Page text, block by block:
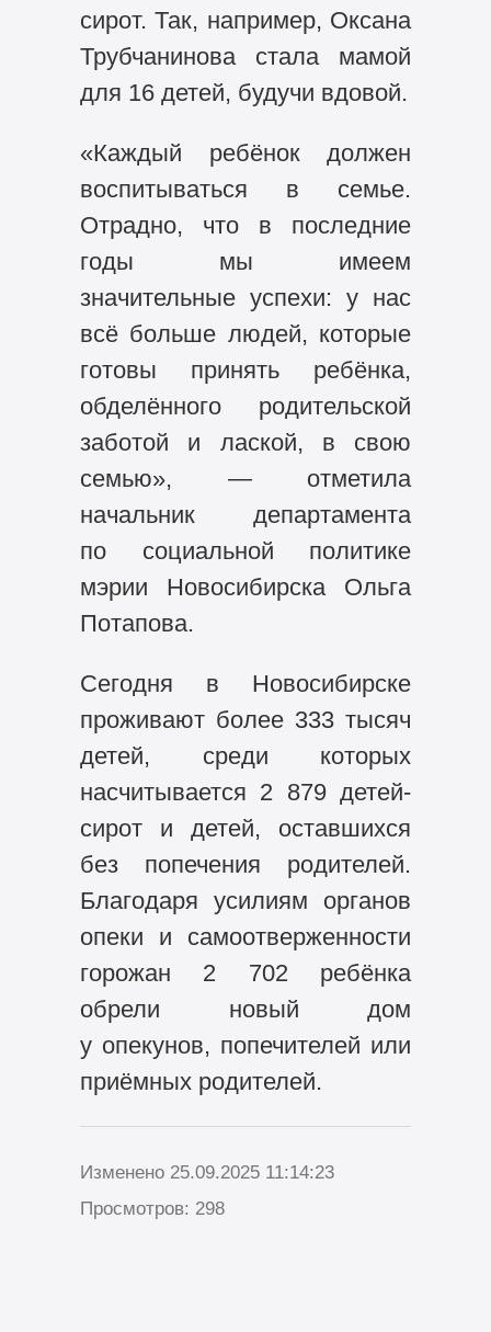
сирот. Так, например, Оксана
Трубчанинова стала мамой
для 16 детей, будучи вдовой.
«Каждый ребёнок должен
воспитываться в семье.
Отрадно, что в последние
годы мы имеем
значительные успехи: у нас
всё больше людей, которые
готовы принять ребёнка,
обделённого родительской
заботой и лаской, в свою
семью», — отметила
начальник департамента
по социальной политике
мэрии Новосибирска Ольга
Потапова.
Сегодня в Новосибирске
проживают более 333 тысяч
детей, среди которых
насчитывается 2 879 детей-
сирот и детей, оставшихся
без попечения родителей.
Благодаря усилиям органов
опеки и самоотверженности
горожан 2 702 ребёнка
обрели новый дом
у опекунов, попечителей или
приёмных родителей.
Изменено 25.09.2025 11:14:23
Просмотров: 298